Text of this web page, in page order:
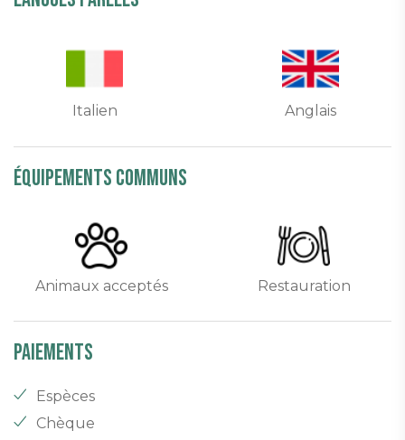
Italien Anglais
équipements communs
Animaux acceptés Restauration
Paiements
Espèces
Chèque